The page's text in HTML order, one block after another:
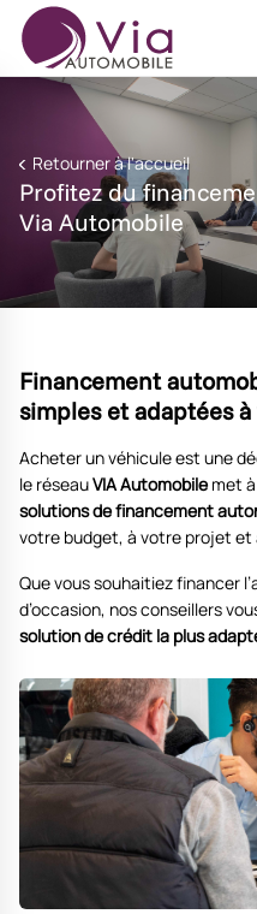
Retourner à l'accueil
Profitez du
Via Automobile
Financement
simples et adaptées
Acheter un véhicule est une
le réseauVIA Automobilemet à
solutions de financement
votre budget, à votre projet
Que vous souhaitiez financer
d’occasion, nos conseillers
solution de crédit la plus